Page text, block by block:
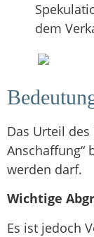
dem
Das Urteil
Anschaffung“
werden darf.
Wichtige
Es ist jedoch